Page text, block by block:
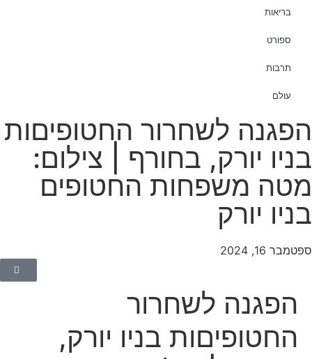
בריאות
ספורט
תרבות
עולם
לשחרור החטופיםות
יורק, בחורף | צילום:
משפחות החטופים
יורק
16, 2024
הפגנה לשחרור
החטופיםות בניו יורק,